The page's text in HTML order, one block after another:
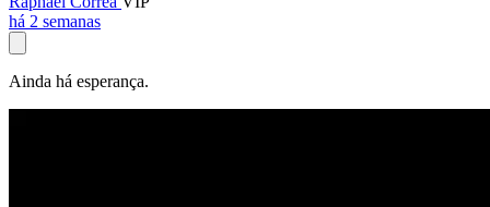
há 2 semanas
Ainda há esperança.